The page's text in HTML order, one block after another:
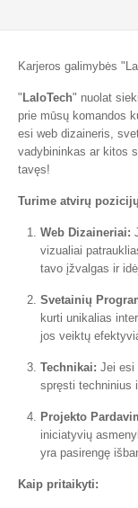
Karjeros galimybės
"LaloTech" nuolat
prie mūsų komandos
esi web dizaineris,
vadybininkas ar kitos
tavęs!
Turime atvirų
Web Dizaineriai:
vizualiai
tavo įžvalgas ir
Svetainių
kurti unikalias
jos veiktų
Technikai: Jei esi
spręsti techninius
Projekto
iniciatyvių
yra pasirengę
Kaip pritaikyti: